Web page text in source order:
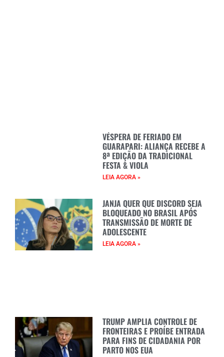
VÉSPERA DE FERIADO EM
GUARAPARI: ALIANÇA RECEBE A
8ª EDIÇÃO DA TRADICIONAL
FESTA & VIOLA
LEIA AGORA »
JANJA QUER QUE DISCORD SEJA
BLOQUEADO NO BRASIL APÓS
TRANSMISSÃO DE MORTE DE
ADOLESCENTE
LEIA AGORA »
TRUMP AMPLIA CONTROLE DE
FRONTEIRAS E PROÍBE ENTRADA
PARA FINS DE CIDADANIA POR
PARTO NOS EUA